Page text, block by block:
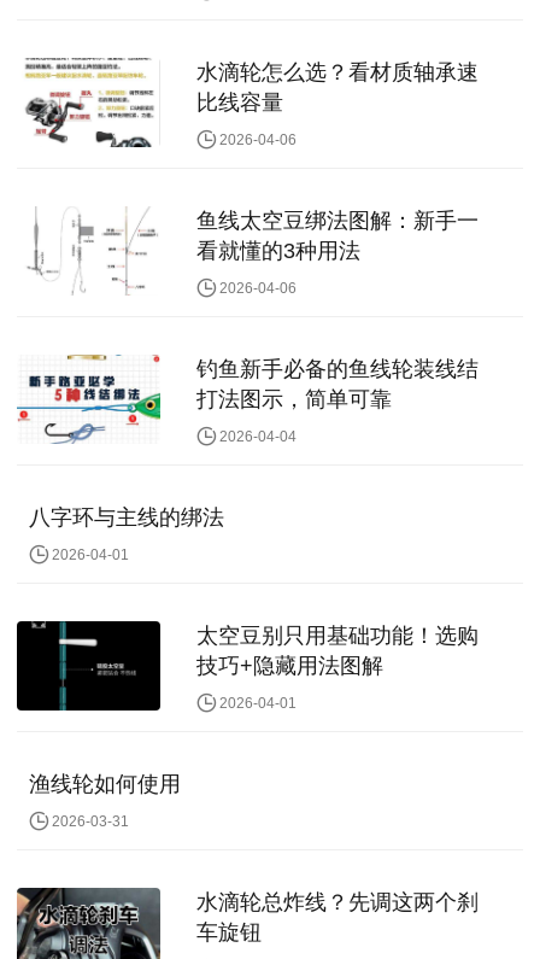
水滴轮怎么选？看材质轴承速
比线容量
2026-04-06
鱼线太空豆绑法图解：新手一
看就懂的3种用法
2026-04-06
钓鱼新手必备的鱼线轮装线结
打法图示，简单可靠
2026-04-04
八字环与主线的绑法
2026-04-01
太空豆别只用基础功能！选购
技巧+隐藏用法图解
2026-04-01
渔线轮如何使用
2026-03-31
水滴轮总炸线？先调这两个刹
车旋钮